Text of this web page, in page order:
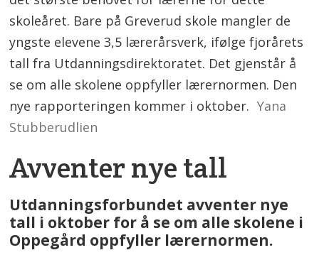
skoleåret. Bare på Greverud skole mangler de
yngste elevene 3,5 lærerårsverk, ifølge fjorårets
tall fra Utdanningsdirektoratet. Det gjenstår å
se om alle skolene oppfyller lærernormen. Den
nye rapporteringen kommer i oktober. Yana
Stubberudlien
Avventer nye tall
Utdanningsforbundet avventer nye
tall i oktober for å se om alle skolene i
Oppegård oppfyller lærernormen.